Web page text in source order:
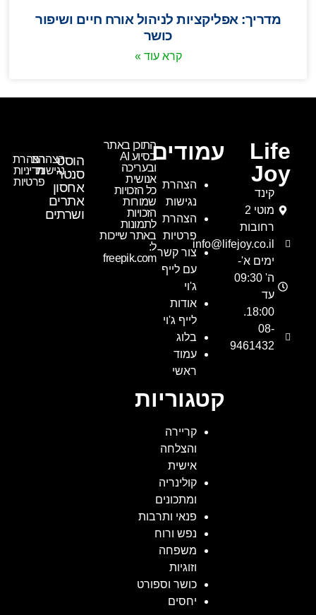
מדריך: אפליקציות לניהול אורח חיים ושיפור
כושר
קרא עוד »
Life
Joy
קינד
מוטי 2
רחובות
info@lifejoy.co.il
ימים א'-
ה' 09:30
עד
18:00.
08-
9461432
עמודים
הצהרת
נגישות
הצהרת
פרטיות
צור קשר
עם לייף
ג'וי
אודות
לייף ג'וי
בלוג
עמוד
ראשי
קטגוריות
קריירה
והצלחה
אישית
קולינריה
ומתכונים
פנאי ותרבות
נפש ורוח
משפחה
וזוגיות
כושר וספורט
יחסים
התוכן באתר
בסיוע AI
ובעריכה
אנושית
כל הזכויות
שמורות
הזכויות
לתמונות
באתר שייכות
ל:
freepik.com
הצהרת
מדיניות
פרטיות
הצהרת
נגישות
הוסט
סנטר
אחסון
אתרים
ושרתים